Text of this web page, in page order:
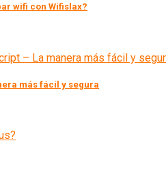
wifi con Wifislax?
más fácil y segura